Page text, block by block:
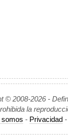
© 2008-2026 -
la
- Privacidad -